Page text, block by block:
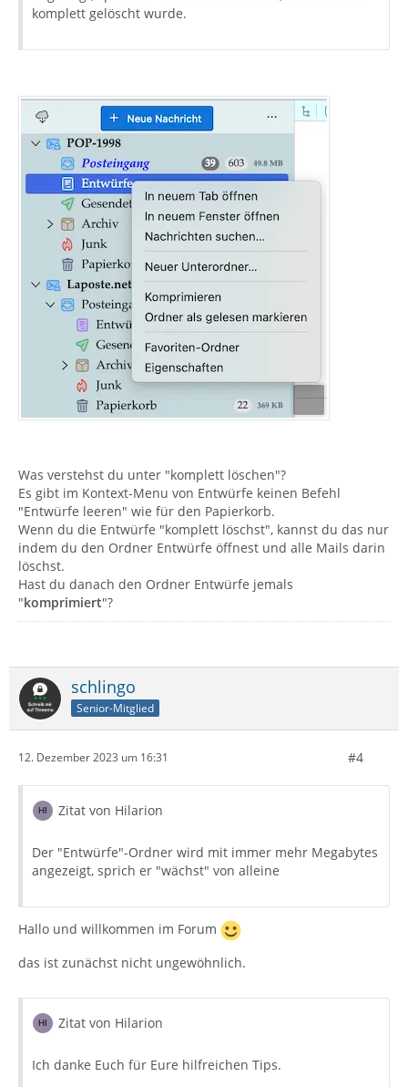
komplett gelöscht wurde.
Was verstehst du unter "komplett löschen"?
Es gibt im Kontext-Menu von Entwürfe keinen Befehl
"Entwürfe leeren" wie für den Papierkorb.
Wenn du die Entwürfe "komplett löschst", kannst du das nur
indem du den Ordner Entwürfe öffnest und alle Mails darin
löschst.
Hast du danach den Ordner Entwürfe jemals
"komprimiert"?
schlingo
Senior-Mitglied
12. Dezember 2023 um 16:31 #4
Zitat von Hilarion
Der "Entwürfe"-Ordner wird mit immer mehr Megabytes
angezeigt, sprich er "wächst" von alleine
Hallo und willkommen im Forum
das ist zunächst nicht ungewöhnlich.
Zitat von Hilarion
Ich danke Euch für Eure hilfreichen Tips.